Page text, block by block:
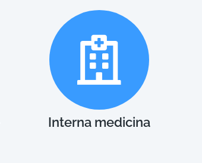
Interna medicina